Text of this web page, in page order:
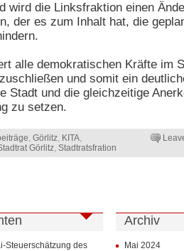
wird die Linksfraktion einen
der es zum Inhalt hat, die
alle demokratischen Kräfte im
und somit ein
Stadt und die gleichzeitige
zu setzen.
, Görlitz, KITA,
Görlitz, Stadtratsfration
Steuerschätzung des
Archiv
Mai 2024